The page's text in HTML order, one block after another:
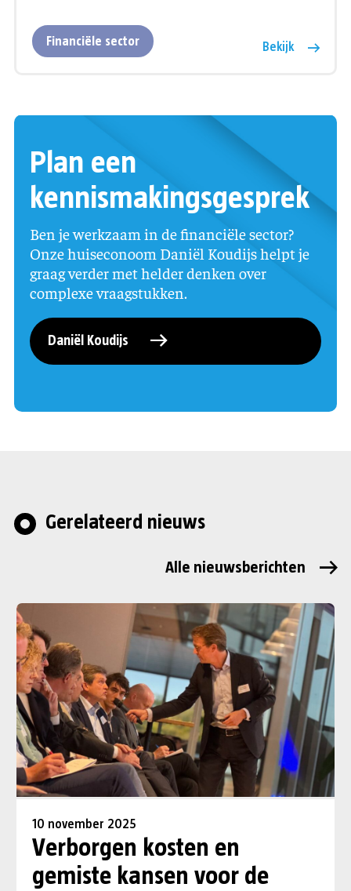
Financiële sector Bekijk
Plan een
kennismakingsgesprek
Ben je werkzaam in de financiële sector?
Onze huiseconoom Daniël Koudijs helpt je
graag verder met helder denken over
complexe vraagstukken.
Daniël Koudijs
Gerelateerd nieuws
Alle nieuwsberichten
10 november 2025
Verborgen kosten en
gemiste kansen voor de